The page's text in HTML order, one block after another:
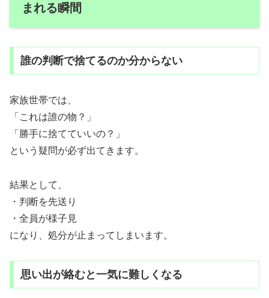
まれる瞬間
誰の判断で捨てるのか分からない
家族世帯では、
「これは誰の物？」
「勝手に捨てていいの？」
という疑問が必ず出てきます。
結果として、
・判断を先送り
・全員が様子見
になり、処分が止まってしまいます。
思い出が絡むと一気に難しくなる